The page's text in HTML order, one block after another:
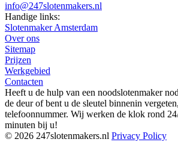
info@247slotenmakers.nl
Handige links:
Slotenmaker Amsterdam
Over ons
Sitemap
Prijzen
Werkgebied
Contacten
Heeft u de hulp van een noodslotenmaker
de deur of bent u de sleutel binnenin
telefoonnummer. Wij werken de klok rond
minuten bij u!
© 2026 247slotenmakers.nl Privacy Policy